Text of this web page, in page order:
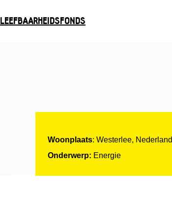
LEEFBAARHEIDSFONDS
Woonplaats: Westerlee, Nederland
Onderwerp: Energie